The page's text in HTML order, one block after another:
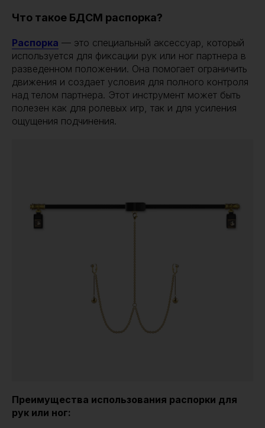
Что такое БДСМ распорка?
Распорка — это специальный аксессуар, который
используется для фиксации рук или ног партнера в
разведенном положении. Она помогает ограничить
движения и создает условия для полного контроля
над телом партнера. Этот инструмент может быть
полезен как для ролевых игр, так и для усиления
ощущения подчинения.
Преимущества использования распорки для
рук или ног: